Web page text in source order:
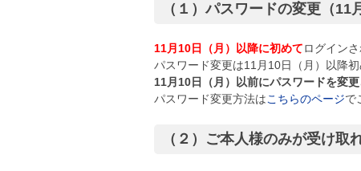
（１）パスワードの変更（11
11月10日（月）以降に初めてログイン
パスワード変更は11月10日（月）以降
11月10日（月）以前にパスワードを変
パスワード変更方法はこちらのページで
（２）ご本人様のみが受け取